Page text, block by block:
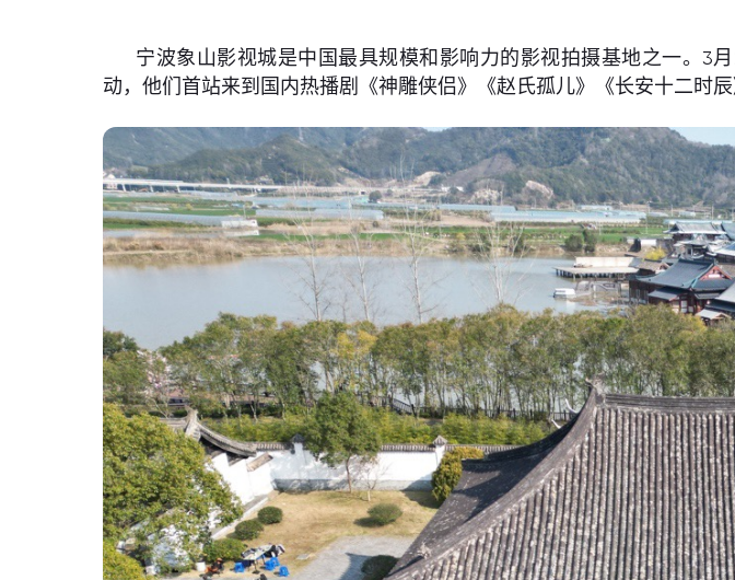
宁波象山影视城是中国最具规模和影响力的影视拍摄基地之一。3
动，他们首站来到国内热播剧《神雕侠侣》《赵氏孤儿》《长安十二时